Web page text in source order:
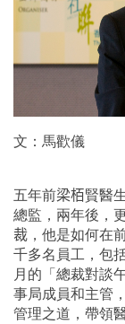
文：馬歡儀
五年前梁栢賢醫
總監，兩年後，
裁 ，他是如何在
千多名員工，包
月的「總裁對談
事局成員和主管
管理之道，帶領